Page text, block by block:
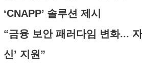
‘CNAPP’ 솔루션 제시
“금융 보안 패러다임 변화...
신’ 지원”